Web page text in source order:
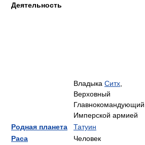
Деятельность
Владыка Ситх
Верховный
Главнокомандующий
Имперской армией
Родная планета
Татуин
Раса
Человек